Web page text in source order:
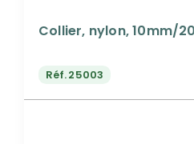
Collier, nylon, 10mm/
Réf.25003